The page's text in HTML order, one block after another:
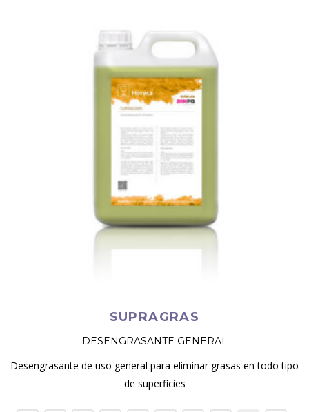
SUPRAGRAS
DESENGRASANTE GENERAL
Desengrasante de uso general para eliminar grasas en todo tipo
de superficies